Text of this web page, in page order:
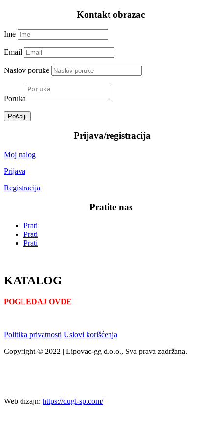
Kontakt obrazac
Ime
Email
Naslov poruke
Poruka
Pošalji
Prijava/registracija—–
Moj nalog
Prijava
Registracija
Pratite nas
Prati
Prati
Prati
KATALOG
POGLEDAJ OVDE
Politika privatnosti Uslovi korišćenja
Copyright © 2022 | Lipovac-gg d.o.o., Sva prava zadržana.
Web dizajn: https://dugl-sp.com/